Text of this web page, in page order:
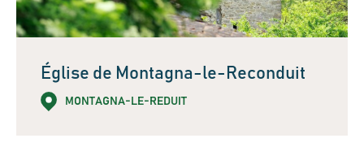
Église de Montagna-le-Reconduit
MONTAGNA-LE-REDUIT